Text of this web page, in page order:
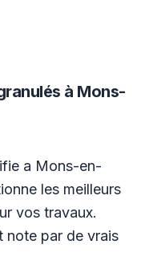
à Mons-
a Mons-en-
les meilleurs
vos travaux.
note par de vrais